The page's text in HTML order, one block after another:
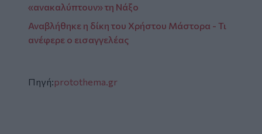
«ανακαλύπτουν» τη Νάξο
Αναβλήθηκε η δίκη του Χρήστου Μάστορα - Τι
ανέφερε ο εισαγγελέας
Πηγή:protothema.gr